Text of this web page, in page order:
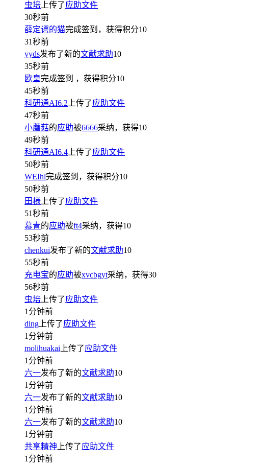
虫培上传了 应助文件
30秒前
薛定谔的猫完成签到，获得积分10
31秒前
yyds发布了新的文献求助10
35秒前
欧皇完成签到 ，获得积分10
45秒前
科研通AI6.2上传了 应助文件
47秒前
小蘑菇的应助被6666采纳，获得10
49秒前
科研通AI6.4上传了 应助文件
50秒前
WEIhl完成签到，获得积分10
50秒前
田様上传了 应助文件
51秒前
慕青的应助被ft4采纳，获得10
53秒前
chenkui发布了新的文献求助10
55秒前
充电宝的应助被xvcbgyt采纳，获得30
56秒前
虫培上传了 应助文件
1分钟前
ding上传了 应助文件
1分钟前
molihuakai上传了 应助文件
1分钟前
六一发布了新的文献求助10
1分钟前
六一发布了新的文献求助10
1分钟前
六一发布了新的文献求助10
1分钟前
共享精神上传了 应助文件
1分钟前